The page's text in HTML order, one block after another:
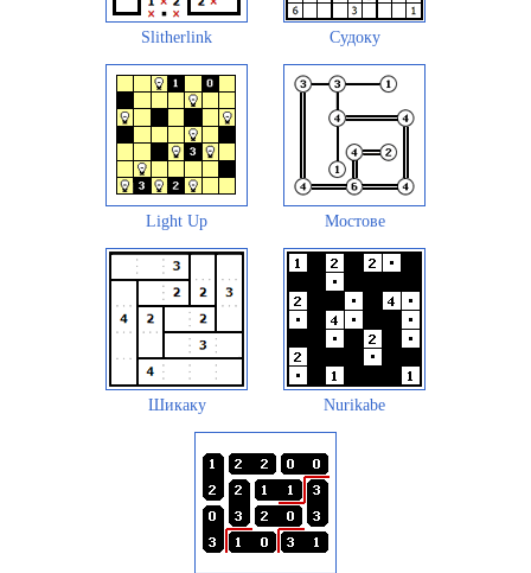
Slitherlink Судоку
Light Up Мостове
Шикаку Nurikabe